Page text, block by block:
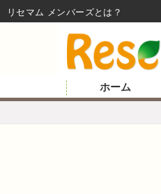
ホーム
リセマム メンバーズ